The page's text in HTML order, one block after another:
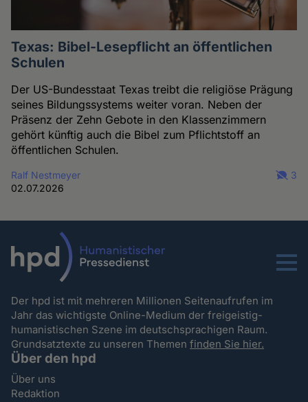
Texas: Bibel-Lesepflicht an öffentlichen
Schulen
Der US-Bundesstaat Texas treibt die religiöse Prägung
seines Bildungssystems weiter voran. Neben der
Präsenz der Zehn Gebote in den Klassenzimmern
gehört künftig auch die Bibel zum Pflichtstoff an
öffentlichen Schulen.
Ralf Nestmeyer
02.07.2026
3
Menu
Der hpd ist mit mehreren Millionen Seitenaufrufen im
Jahr das wichtigste Online-Medium der freigeistig-
humanistischen Szene im deutschsprachigen Raum.
Grundsatztexte zu unseren Themenfinden Sie hier.
Über den hpd
Über uns
Redaktion